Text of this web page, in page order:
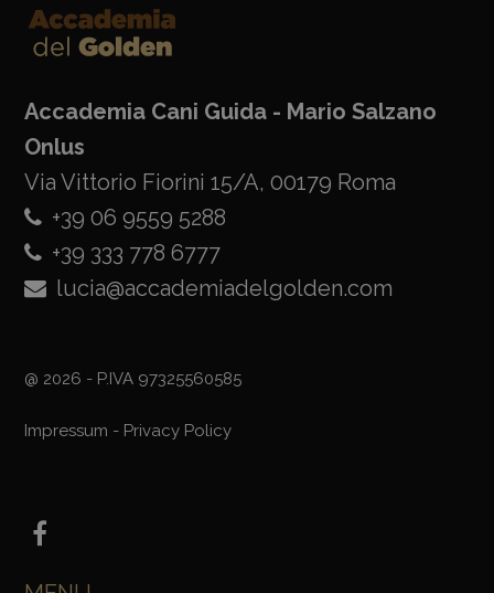
Accademia Cani Guida - Mario Salzano
Onlus
Via Vittorio Fiorini 15/A, 00179 Roma
+39 06 9559 5288
+39 333 778 6777
lucia@accademiadelgolden.com
@ 2026 - P.IVA 97325560585
Impressum - Privacy Policy